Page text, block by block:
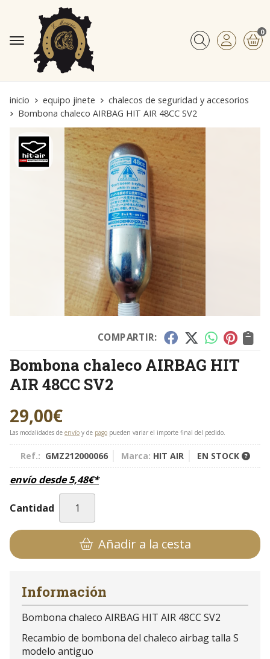
Buscar
0
inicio equipo jinete
chalecos de seguridad y accesorios
Bombona chaleco AIRBAG HIT AIR 48CC SV2
COMPARTIR:
Bombona chaleco AIRBAG HIT
AIR 48CC SV2
29,00€
Las modalidades de envío y de pago pueden variar el importe final del pedido.
Ref.: GMZ212000066 Marca: HIT AIR EN STOCK
envío desde5,48€*
Cantidad
Añadir a la cesta
Información
Bombona chaleco AIRBAG HIT AIR 48CC SV2
Recambio de bombona del chaleco airbag talla S
modelo antiguo